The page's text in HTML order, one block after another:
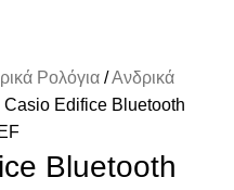
Ρολόγια
Ανδρικά
Casio Edifice Bluetooth
Bluetooth